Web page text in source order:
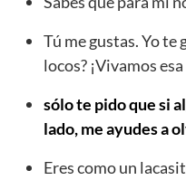
Tú me gustas. Yo te
locos? ¡Vivamos
sólo te pido que si
lado, me ayudes a
Eres como un